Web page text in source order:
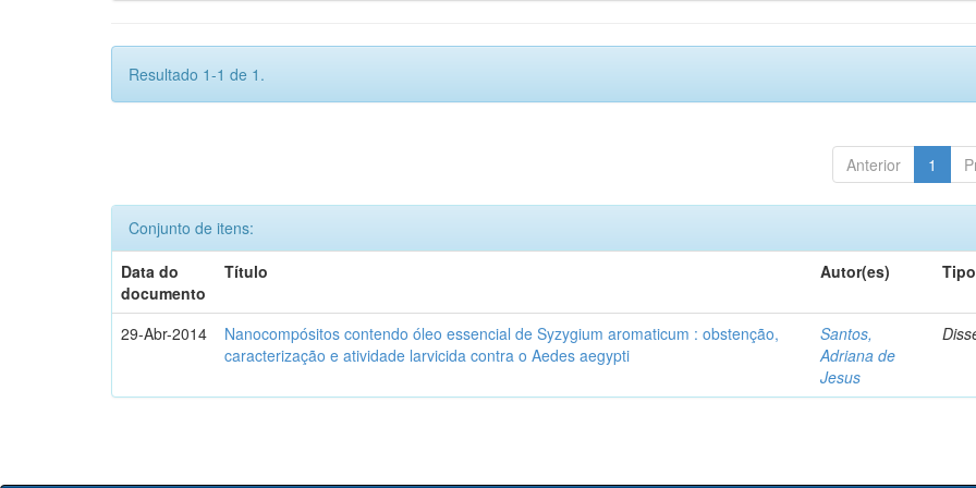
Resultado 1-1 de 1.
Anterior 1
Conjunto de itens:
Data do
documento
Título Autor(es) Tipo
29-Abr-2014
Nanocompósitos contendo óleo essencial de Syzygium aromaticum : obstenção,
caracterização e atividade larvicida contra o Aedes aegypti
Santos,
Adriana de
Jesus